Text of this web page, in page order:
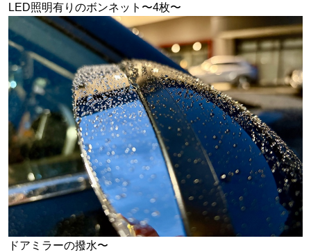
LED照明有りのボンネット〜4枚〜
ドアミラーの撥水〜